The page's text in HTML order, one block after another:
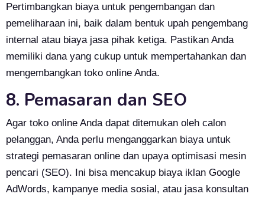
Pertimbangkan biaya untuk pengembangan dan
pemeliharaan ini, baik dalam bentuk upah pengembang
internal atau biaya jasa pihak ketiga. Pastikan Anda
memiliki dana yang cukup untuk mempertahankan dan
mengembangkan toko online Anda.
8. Pemasaran dan SEO
Agar toko online Anda dapat ditemukan oleh calon
pelanggan, Anda perlu menganggarkan biaya untuk
strategi pemasaran online dan upaya optimisasi mesin
pencari (SEO). Ini bisa mencakup biaya iklan Google
AdWords, kampanye media sosial, atau jasa konsultan